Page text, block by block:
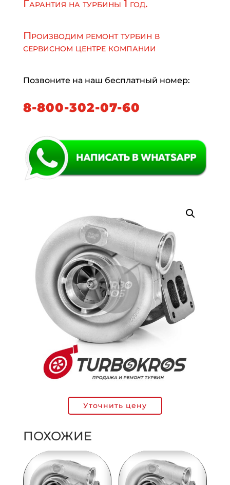
Гарантия на турбины 1 год.
Производим ремонт турбин в
сервисном центре компании
Позвоните на наш бесплатный номер:
8-800-302-07-60
Уточнить цену
ПОХОЖИЕ